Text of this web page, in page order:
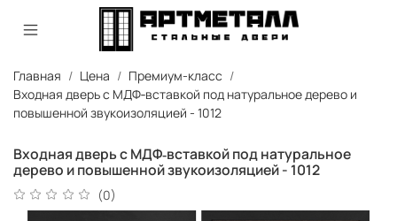
Главная Цена
Премиум-класс
Входная дверь с МДФ‑вставкой под натуральное дерево и
повышенной звукоизоляцией - 1012
Входная дверь с МДФ‑вставкой под натуральное
дерево и повышенной звукоизоляцией - 1012
(0)